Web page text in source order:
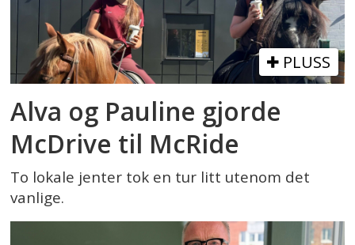
PLUSS
Alva og Pauline gjorde
McDrive til McRide
To lokale jenter tok en tur litt utenom det
vanlige.